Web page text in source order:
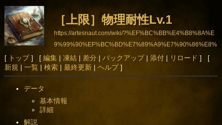
［上限］物理耐性Lv.1
https://artesnaut.com/wiki/?%EF%BC%BB%E4%B8%8A%E
9%99%90%EF%BC%BD%E7%89%A9%E7%90%86%E8%
80%90%E6%80%A7Lv.1
[ トップ] [ 編集| 凍結| 差分 | バックアップ| 添付| リロード ] [
新規 | 一覧 | 検索| 最終更新| ヘルプ]
データ
基本情報
詳細
解説